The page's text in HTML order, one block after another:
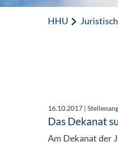
HHU
16.10.2017 |
Das Dekanat
Am Dekanat der